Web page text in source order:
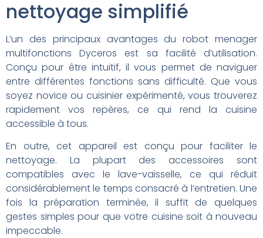
nettoyage simplifié
L’un des principaux avantages du robot menager
multifonctions Dyceros est sa facilité d’utilisation.
Conçu pour être intuitif, il vous permet de naviguer
entre différentes fonctions sans difficulté. Que vous
soyez novice ou cuisinier expérimenté, vous trouverez
rapidement vos repères, ce qui rend la cuisine
accessible à tous.
En outre, cet appareil est conçu pour faciliter le
nettoyage. La plupart des accessoires sont
compatibles avec le lave-vaisselle, ce qui réduit
considérablement le temps consacré à l’entretien. Une
fois la préparation terminée, il suffit de quelques
gestes simples pour que votre cuisine soit à nouveau
impeccable.